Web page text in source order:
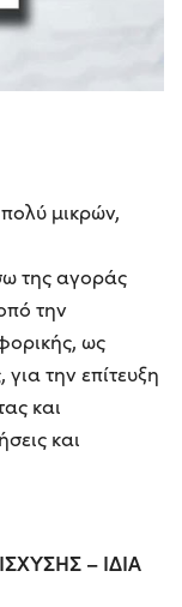
μικρών,
της αγοράς
την
ως
την επίτευξη
και
και
– ΙΔΙΑ